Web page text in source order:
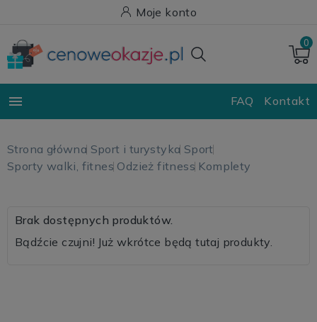
Moje konto
0
 FAQ Kontakt
Strona główna Sport i turystyka Sport
Sporty walki, fitnes Odzież fitness Komplety
Brak dostępnych produktów.
Bądźcie czujni! Już wkrótce będą tutaj produkty.